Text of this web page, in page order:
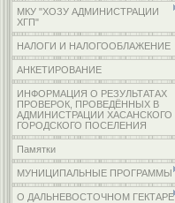
МКУ "ХОЗУ АДМИНИСТРАЦИИ
ХГП"
НАЛОГИ И НАЛОГООБЛАЖЕНИЕ
АНКЕТИРОВАНИЕ
ИНФОРМАЦИЯ О РЕЗУЛЬТАТАХ
ПРОВЕРОК, ПРОВЕДЁННЫХ В
АДМИНИСТРАЦИИ ХАСАНСКОГО
ГОРОДСКОГО ПОСЕЛЕНИЯ
Памятки
МУНИЦИПАЛЬНЫЕ ПРОГРАММЫ
О ДАЛЬНЕВОСТОЧНОМ ГЕКТАРЕ